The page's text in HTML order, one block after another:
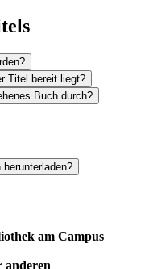
Titel bereit liegt?
Buch durch?
am Campus
anderen